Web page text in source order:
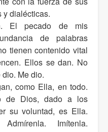
y dialécticas.
El pecado de mis
de palabras
tienen contenido vital
Ellos se dan. No
Me dio.
como Ella, en todo.
de Dios, dado a los
su voluntad, es Ella.
Imítenla.